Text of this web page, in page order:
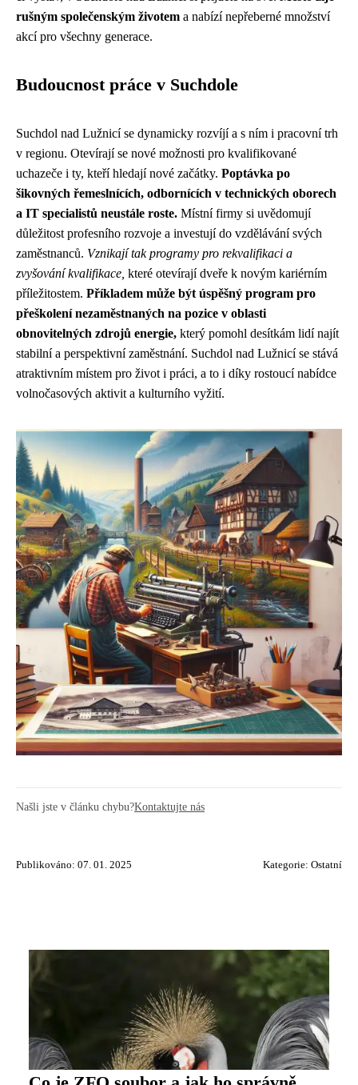
rušným společenským životem a nabízí nepřeberné množství
akcí pro všechny generace.
Budoucnost práce v Suchdole
Suchdol nad Lužnicí se dynamicky rozvíjí a s ním i pracovní trh
v regionu. Otevírají se nové možnosti pro kvalifikované
uchazeče i ty, kteří hledají nové začátky. Poptávka po
šikovných řemeslnících, odbornících v technických oborech
a IT specialistů neustále roste. Místní firmy si uvědomují
důležitost profesního rozvoje a investují do vzdělávání svých
zaměstnanců. Vznikají tak programy pro rekvalifikaci a
zvyšování kvalifikace, které otevírají dveře k novým kariérním
příležitostem. Příkladem může být úspěšný program pro
přeškolení nezaměstnaných na pozice v oblasti
obnovitelných zdrojů energie, který pomohl desítkám lidí najít
stabilní a perspektivní zaměstnání. Suchdol nad Lužnicí se stává
atraktivním místem pro život i práci, a to i díky rostoucí nabídce
volnočasových aktivit a kulturního vyžití.
Našli jste v článku chybu?Kontaktujte nás
Publikováno: 07. 01. 2025 Kategorie: Ostatní